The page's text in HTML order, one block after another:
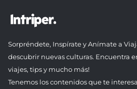
Sorpréndete, Inspírate y Anímate a
descubrir nuevas culturas. Encuentra
viajes, tips y mucho más!
Tenemos los contenidos que te